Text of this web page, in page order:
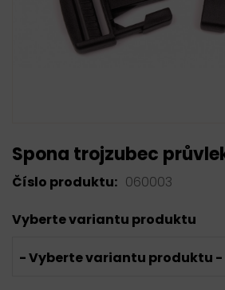
Spona trojzubec
Číslo produktu: 060003
Vyberte variantu produktu
- Vyberte variantu produktu -